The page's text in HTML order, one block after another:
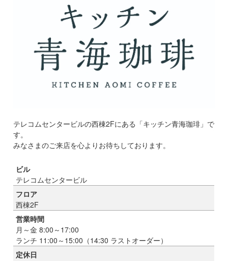
テレコムセンタービルの西棟2Fにある「キッチン青海珈琲」で
す。
みなさまのご来店を心よりお待ちしております。
ビル
テレコムセンタービル
フロア
西棟2F
営業時間
月～金 8:00～17:00
ランチ 11:00～15:00（14:30 ラストオーダー）
定休日